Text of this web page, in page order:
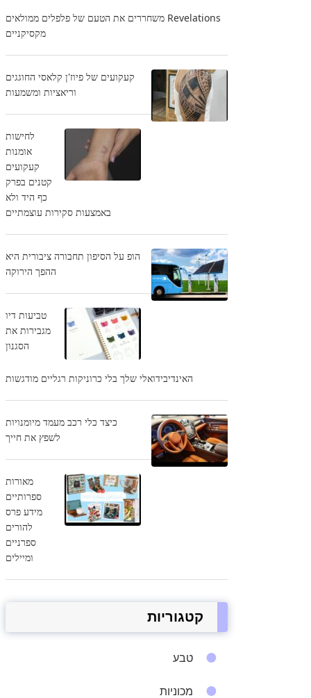
Revelations משחררים את הטעם של פלפלים ממולאים
מקסיקניים
קעקועים של פיוז'ן קלאסי החוגגים
וריאציות ומשמעות
לחישות
אומנות
קעקועים
קטנים בפרק
כף היד ולא
באמצעות סקירות עוצמתיים
הופ על הסיפון תחבורה ציבורית היא
ההפך הירוקה
טביעות דיו
מגבירות את
הסגנון
האינדיבידואלי שלך בלי כרוניקות רגליים מודגשות
כיצד כלי רכב מעמד מיומנויות
לשפץ את חייך
מאורות
ספרותיים
מידע פרס
להורים
ספרניים
ומיילים
קטגוריות
טבע
מכוניות